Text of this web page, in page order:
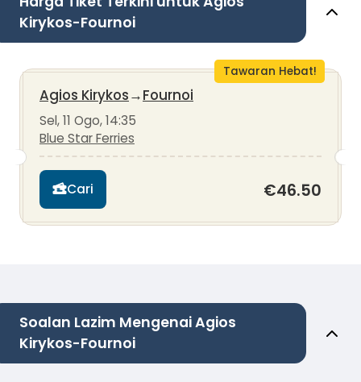
Kirykos-Fournoi
Tawaran Hebat!
Agios Kirykos→Fournoi
Sel, 11 Ogo, 14:35
Blue Star Ferries
Cari €46.50
Soalan Lazim Mengenai Agios
Kirykos-Fournoi